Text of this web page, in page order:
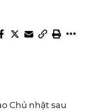
Chủ nhật sau